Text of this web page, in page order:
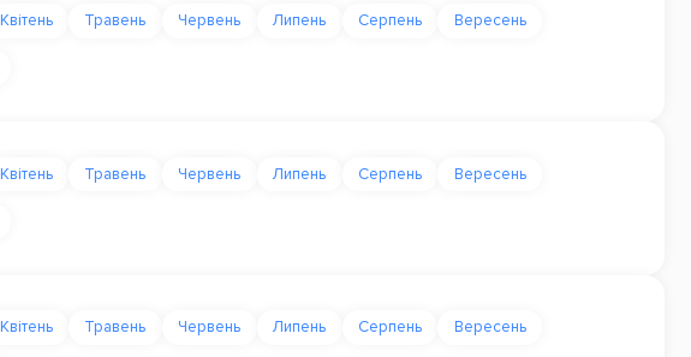
Квітень Травень Червень Липень Серпень Вересень
Квітень Травень Червень Липень Серпень Вересень
Квітень Травень Червень Липень Серпень Вересень